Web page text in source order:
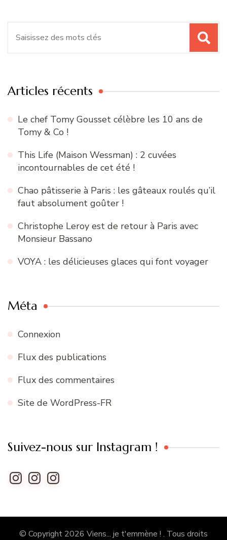
Articles récents
Le chef Tomy Gousset célèbre les 10 ans de
Tomy & Co !
This Life (Maison Wessman) : 2 cuvées
incontournables de cet été !
Chao pâtisserie à Paris : les gâteaux roulés qu’il
faut absolument goûter !
Christophe Leroy est de retour à Paris avec
Monsieur Bassano
VOYA : les délicieuses glaces qui font voyager
Méta
Connexion
Flux des publications
Flux des commentaires
Site de WordPress-FR
Suivez-nous sur Instagram !
Instagram
InstagramInstagram
© Copyright 2026 Viens... je t'emmène ! . Tous droits